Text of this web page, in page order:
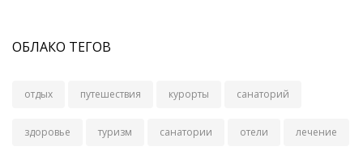
ОБЛАКО ТЕГОВ
отдых путешествия курорты санаторий
здоровье туризм санатории отели лечение